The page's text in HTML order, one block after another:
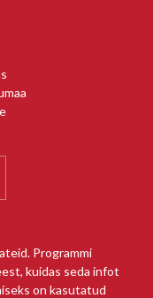
Programmi
kuidas seda infot
on kasutatud